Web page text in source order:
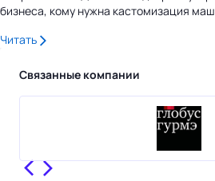
бизнеса, кому нужна кастомизация
Читать
Связанные компании